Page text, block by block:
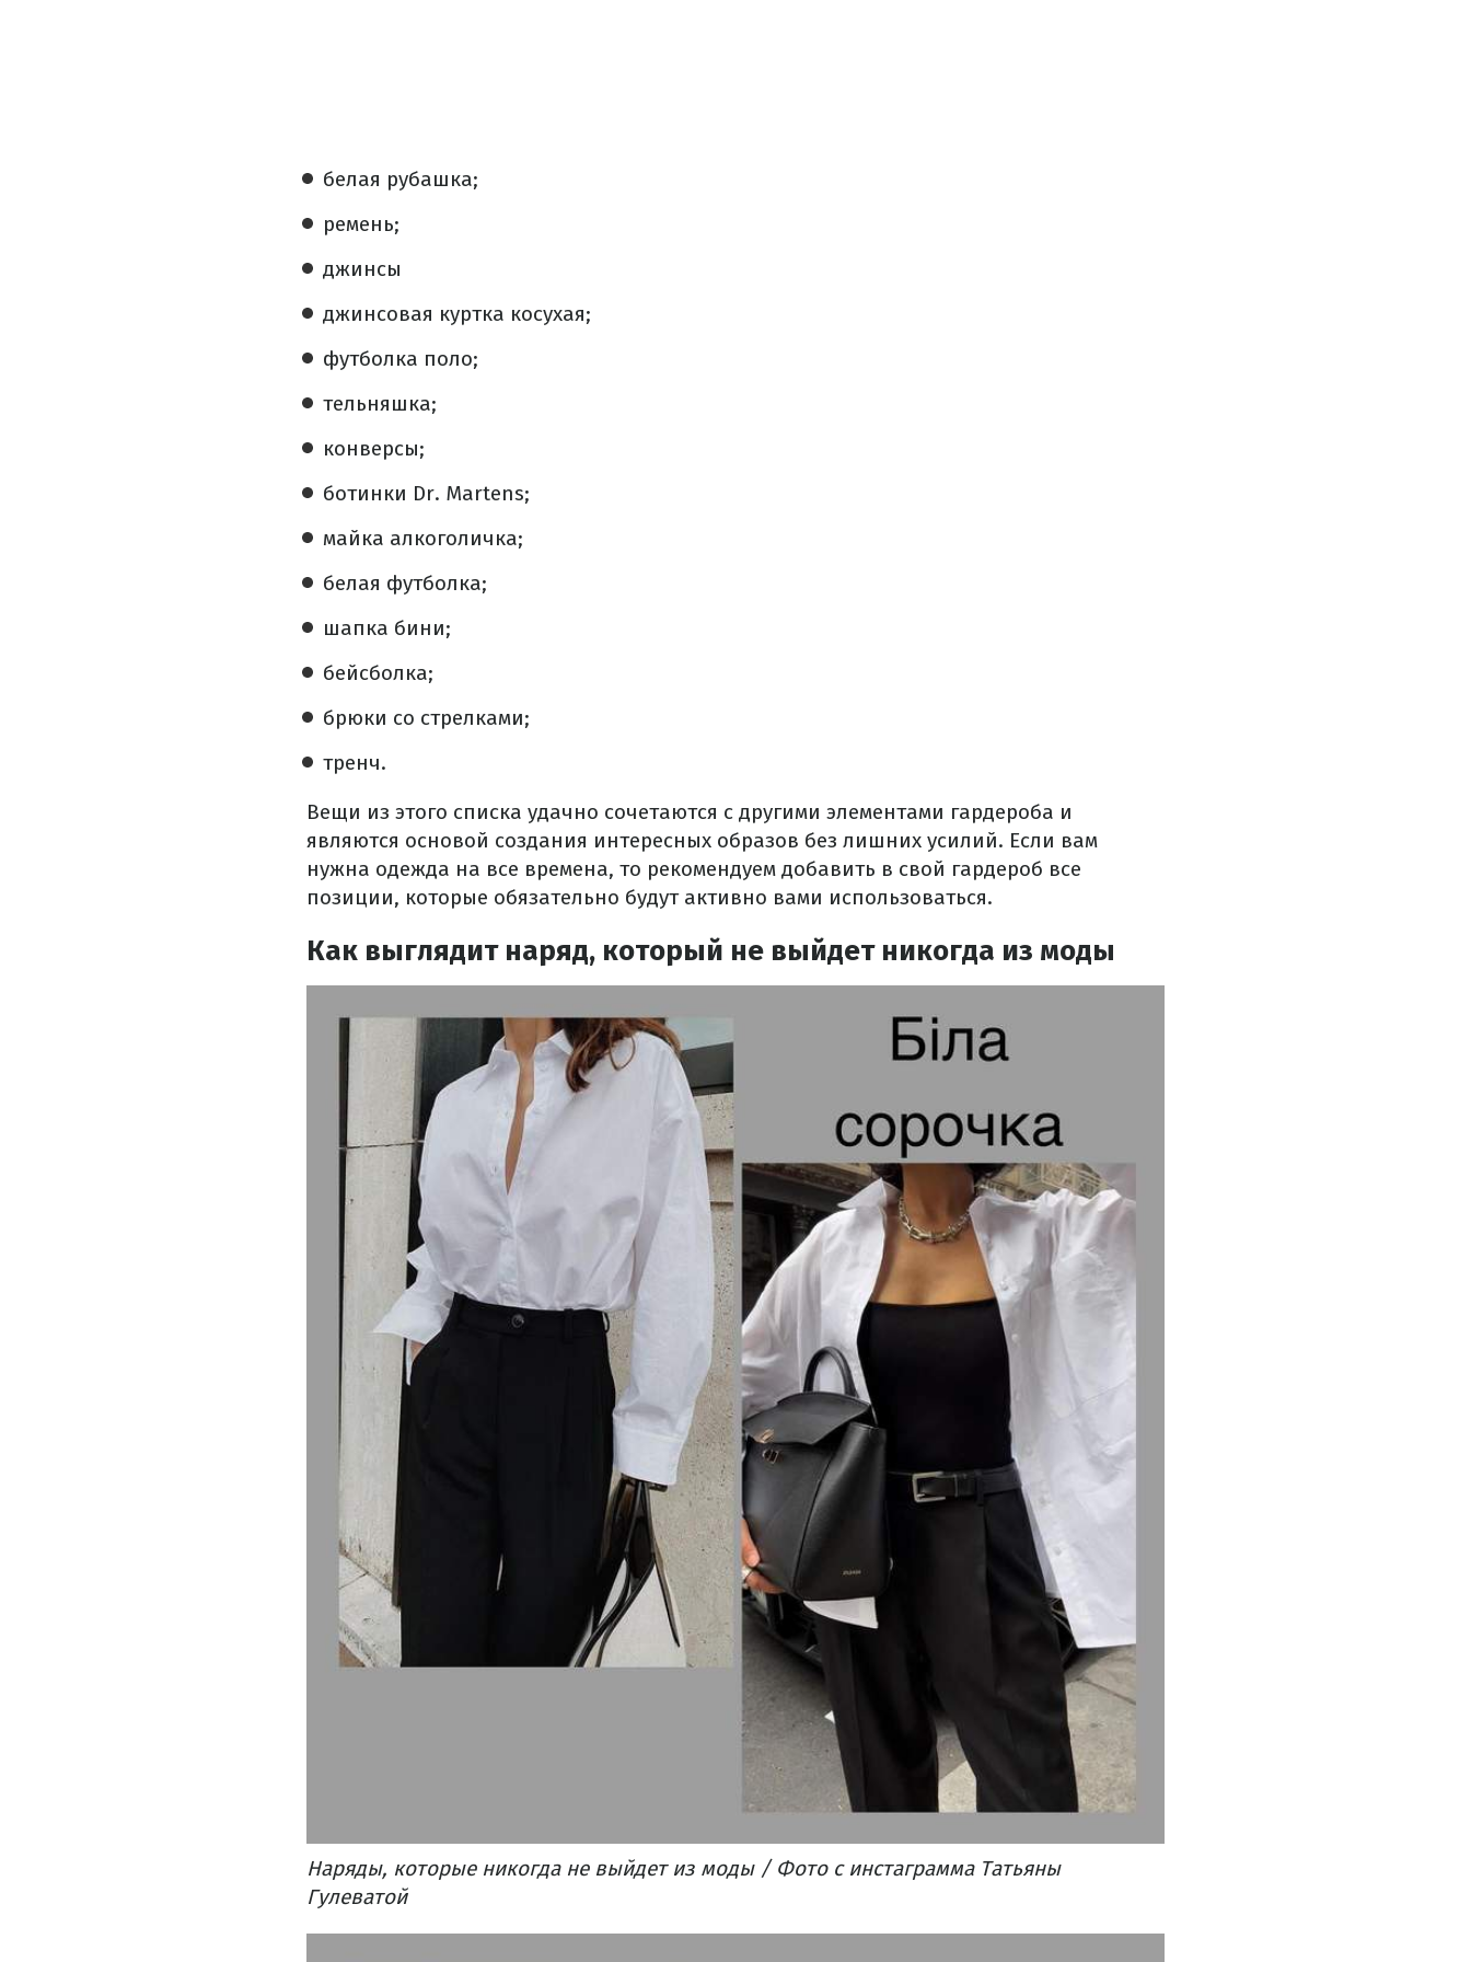
белая рубашка;
ремень;
джинсы
джинсовая куртка косухая;
футболка поло;
тельняшка;
конверсы;
ботинки Dr. Martens;
майка алкоголичка;
белая футболка;
шапка бини;
бейсболка;
брюки со стрелками;
тренч.
Вещи из этого списка удачно сочетаются с другими элементами гардероба и
являются основой создания интересных образов без лишних усилий. Если вам
нужна одежда на все времена, то рекомендуем добавить в свой гардероб все
позиции, которые обязательно будут активно вами использоваться.
Как выглядит наряд, который не выйдет никогда из моды
Наряды, которые никогда не выйдет из моды / Фото с инстаграмма Татьяны
Гулеватой